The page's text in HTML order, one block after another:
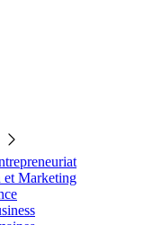
et Marketing